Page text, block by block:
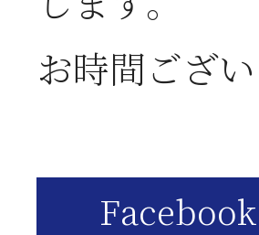
2026年06
お時間ござ